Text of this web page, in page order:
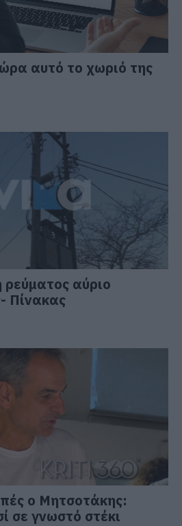
αυτό το χωριό της
αύριο
Πίνακας
ο Μητσοτάκης:
σε γνωστό στέκι